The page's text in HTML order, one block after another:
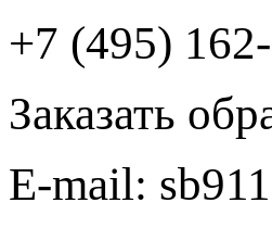
+7 (495)
Заказать
E-mail: